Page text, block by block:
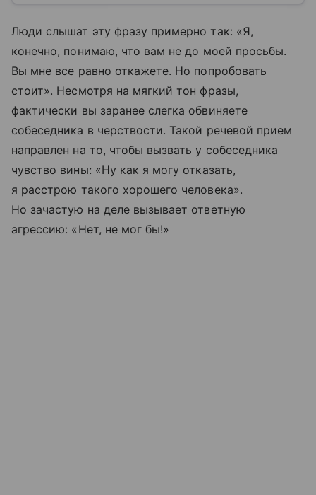
Люди слышат эту фразу примерно так: «Я,
конечно, понимаю, что вам не до моей просьбы.
Вы мне все равно откажете. Но попробовать
стоит». Несмотря на мягкий тон фразы,
фактически вы заранее слегка обвиняете
собеседника в черствости. Такой речевой прием
направлен на то, чтобы вызвать у собеседника
чувство вины: «Ну как я могу отказать,
я расстрою такого хорошего человека».
Но зачастую на деле вызывает ответную
агрессию: «Нет, не мог бы!»